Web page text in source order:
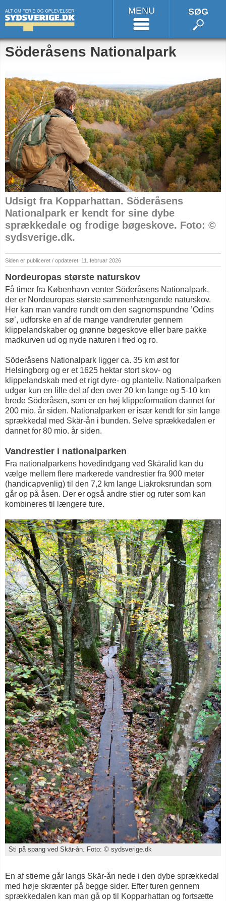
MENU SØG
Söderåsens Nationalpark
Udsigt fra Kopparhattan. Söderåsens
Nationalpark er kendt for sine dybe
sprækkedale og frodige bøgeskove. Foto: ©
sydsverige.dk.
Siden er publiceret / opdateret: 11. februar 2026
Nordeuropas største naturskov
Få timer fra København venter Söderåsens Nationalpark,
der er Nordeuropas største sammenhængende naturskov.
Her kan man vandre rundt om den sagnomspundne ’Odins
sø’, udforske en af de mange vandreruter gennem
klippelandskaber og grønne bøgeskove eller bare pakke
madkurven ud og nyde naturen i fred og ro.
Söderåsens Nationalpark ligger ca. 35 km øst for
Helsingborg og er et 1625 hektar stort skov- og
klippelandskab med et rigt dyre- og planteliv. Nationalparken
udgør kun en lille del af den over 20 km lange og 5-10 km
brede Söderåsen, som er en høj klippeformation dannet for
200 mio. år siden. Nationalparken er især kendt for sin lange
sprækkedal med Skär-ån i bunden. Selve sprækkedalen er
dannet for 80 mio. år siden.
Vandrestier i nationalparken
Fra nationalparkens hovedindgang ved Skäralid kan du
vælge mellem flere markerede vandrestier fra 900 meter
(handicapvenlig) til den 7,2 km lange Liakroksrundan som
går op på åsen. Der er også andre stier og ruter som kan
kombineres til længere ture.
Sti på spang ved Skär-ån. Foto: © sydsverige.dk
En af stierne går langs Skär-ån nede i den dybe sprækkedal
med høje skrænter på begge sider. Efter turen gennem
sprækkedalen kan man gå op til Kopparhattan og fortsætte